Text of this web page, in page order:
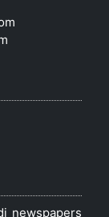
newspapers